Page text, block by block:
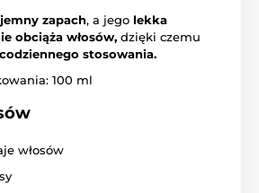
zapach, a jego lekka
obciąża włosów, dzięki czemu
codziennego stosowania.
100 ml
włosów